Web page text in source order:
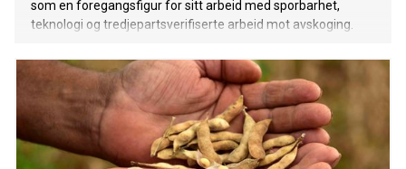
som en foregangsfigur for sitt arbeid med sporbarhet,
teknologi og tredjepartsverifiserte arbeid mot avskoging.